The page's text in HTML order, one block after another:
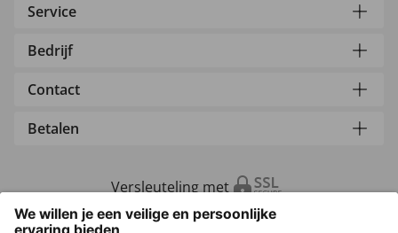
Service
Bedrijf
Contact
Betalen
Versleuteling met